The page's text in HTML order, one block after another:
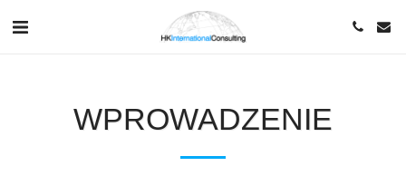
WPROWADZENIE